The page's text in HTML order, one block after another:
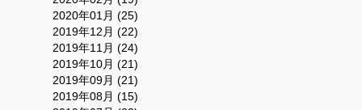
2020年01月 (25)
2019年12月 (22)
2019年11月 (24)
2019年10月 (21)
2019年09月 (21)
2019年08月 (15)